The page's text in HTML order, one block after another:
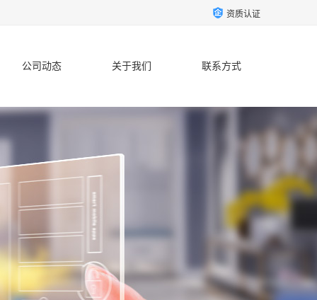
资质认证
公司动态 关于我们 联系方式